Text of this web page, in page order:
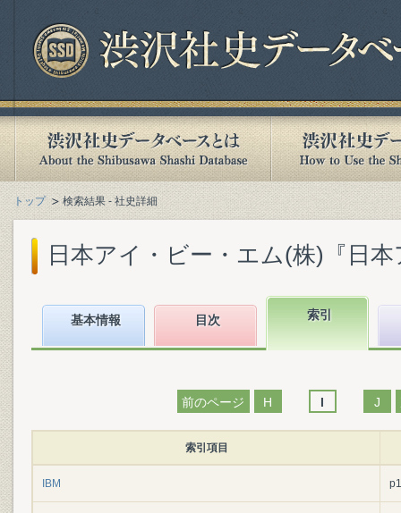
トップ 検索結果 - 社史詳細
日本アイ・ビー・エム(株)『日
基本情報 目次 索引
前のページ H I J
索引項目
IBM